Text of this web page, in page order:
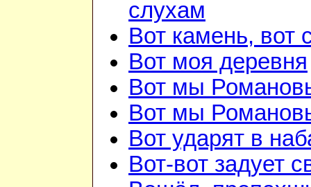
слухам
Вот камень, вот
Вот моя деревня
Вот мы
Вот мы
Вот ударят в
Вот-вот задует